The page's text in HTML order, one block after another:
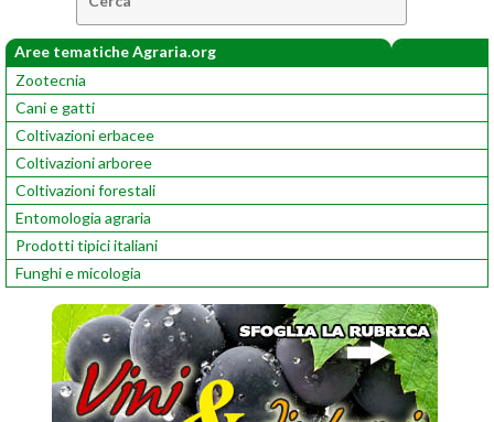
Aree tematiche Agraria.org
Zootecnia
Cani e gatti
Coltivazioni erbacee
Coltivazioni arboree
Coltivazioni forestali
Entomologia agraria
Prodotti tipici italiani
Funghi e micologia